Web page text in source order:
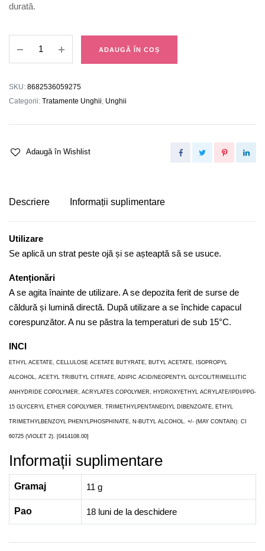
durată.
Look
quantity
ADAUGĂ ÎN COȘ
SKU: 8682536059275
Categorii: Tratamente Unghii, Unghii
Adaugă în Wishlist
Descriere Informații suplimentare
Utilizare
Se aplică un strat peste ojă și se așteaptă să se usuce.
Atenționări
A se agita înainte de utilizare. A se depozita ferit de surse de
căldură și lumină directă. După utilizare a se închide capacul
corespunzător. A nu se păstra la temperaturi de sub 15°C.
INCI
ETHYL ACETATE, CELLULOSE ACETATE BUTYRATE, BUTYL ACETATE, ISOPROPYL
ALCOHOL, ACETYL TRIBUTYL CITRATE, ADIPIC ACID/NEOPENTYL GLYCOL/TRIMELLITIC
ANHYDRIDE COPOLYMER, ACRYLATES COPOLYMER, HYDROXYETHYL ACRYLATE/IPDI/PPG-
15 GLYCERYL ETHER COPOLYMER, TRIMETHYLPENTANEDIYL DIBENZOATE, ETHYL
TRIMETHYLBENZOYL PHENYLPHOSPHINATE, N-BUTYL ALCOHOL. +/- (MAY CONTAIN): CI
60725 (VIOLET 2). [0414108.00]
Informații suplimentare
Gramaj 11 g
Pao 18 luni de la deschidere